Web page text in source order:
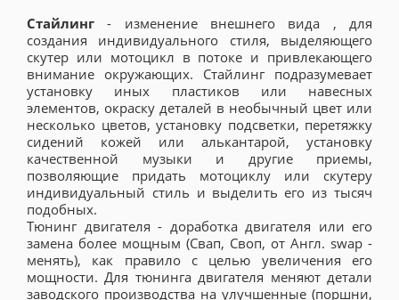
Стайлинг - изменение внешнего вида , для
создания индивидуального стиля, выделяющего
скутер или мотоцикл в потоке и привлекающего
внимание окружающих. Стайлинг подразумевает
установку иных пластиков или навесных
элементов, окраску деталей в необычный цвет или
несколько цветов, установку подсветки, перетяжку
сидений кожей или алькантарой, установку
качественной музыки и другие приемы,
позволяющие придать мотоциклу или скутеру
индивидуальный стиль и выделить его из тысяч
подобных.
Тюнинг двигателя - доработка двигателя или его
замена более мощным (Свап, Своп, от Англ. swap -
менять), как правило с целью увеличения его
мощности. Для тюнинга двигателя меняют детали
заводского производства на улучшенные (поршни,